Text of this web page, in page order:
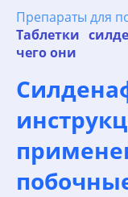
Препараты для
Таблетки
чего они